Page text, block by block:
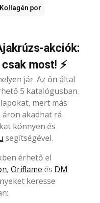
Kollagén por
akciók:
most! ⚡
jár. Az ön által
5 katalógusban.
mert más
áron akadhat rá
könnyen és
segítségével.
érhető el
, Oriflame és DM
keresse